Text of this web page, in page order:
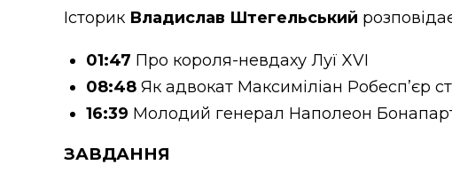
Історик Владислав Штегельський
01:47 Про короля-невдаху Луї XVI
08:48 Як адвокат Максиміліан Робесп’єр
16:39 Молодий генерал Наполеон
ЗАВДАННЯ